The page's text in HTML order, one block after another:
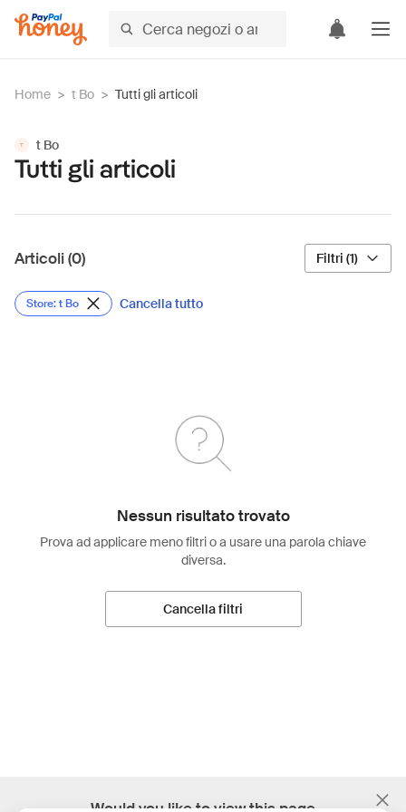
Home > t Bo > Tutti gli articoli
T t Bo
Tutti gli articoli
Articoli (0) Filtri (1)
Store: t Bo Cancella tutto
Nessun risultato trovato
Prova ad applicare meno filtri o a usare una parola chiave
diversa.
Cancella filtri